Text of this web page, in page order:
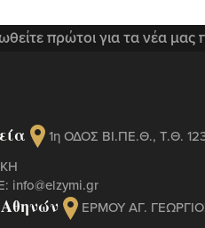
πρώτοι για τα νέα μας
1η ΟΔΟΣ ΒΙ.ΠΕ.Θ., Τ.Θ.
info@elzymi.gr
ΕΡΜΟΥ ΑΓ.